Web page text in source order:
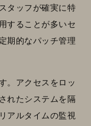
タッフが確実に特
することが多いセ
期的なパッチ管理
。アクセスをロッ
れたシステムを隔
アルタイムの監視